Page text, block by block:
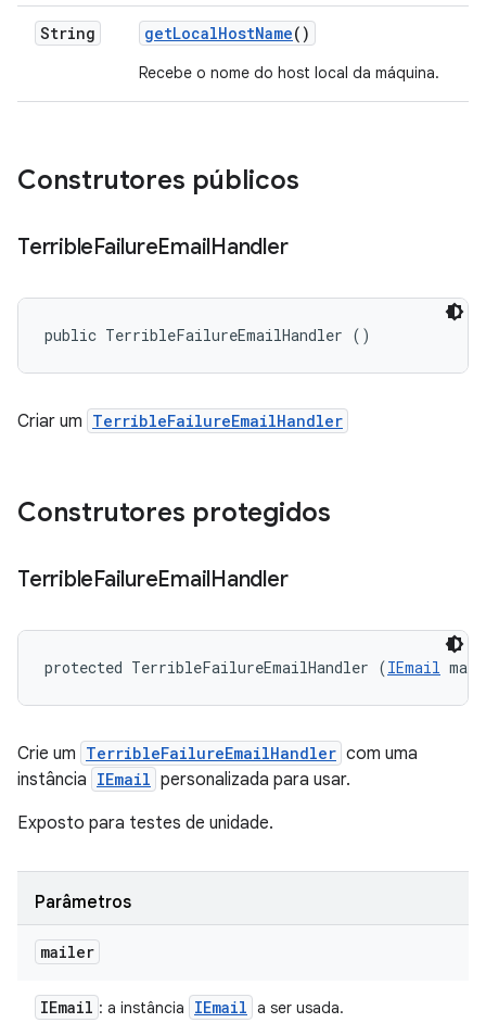
String getLocalHostName()
Recebe o nome do host local da máquina.
Construtores públicos
TerribleFailureEmailHandler
public TerribleFailureEmailHandler ()
Criar um TerribleFailureEmailHandler
Construtores protegidos
TerribleFailureEmailHandler
protected TerribleFailureEmailHandler (IEmail
Crie um TerribleFailureEmailHandler com uma
instância IEmail personalizada para usar.
Exposto para testes de unidade.
Parâmetros
mailer
IEmail : a instância IEmail a ser usada.